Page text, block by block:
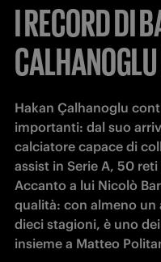
I RECORD DI
CALHANOGLU
Hakan Çalhanoglu
importanti: dal suo
calciatore capace di
assist in Serie A, 50
Accanto a lui Nicolò
qualità: con almeno un
dieci stagioni, è uno
insieme a Matteo